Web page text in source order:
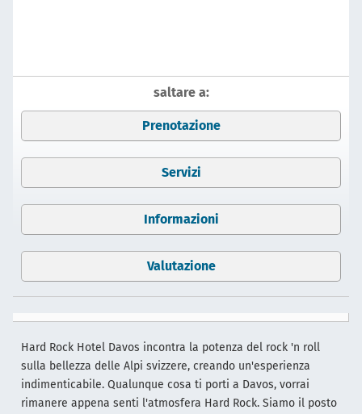
saltare a:
Prenotazione
Servizi
Informazioni
Valutazione
Hard Rock Hotel Davos incontra la potenza del rock 'n roll
sulla bellezza delle Alpi svizzere, creando un'esperienza
indimenticabile. Qualunque cosa ti porti a Davos, vorrai
rimanere appena senti l'atmosfera Hard Rock. Siamo il posto